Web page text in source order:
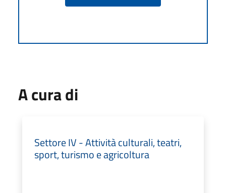
A cura di
Settore IV - Attività culturali, teatri,
sport, turismo e agricoltura